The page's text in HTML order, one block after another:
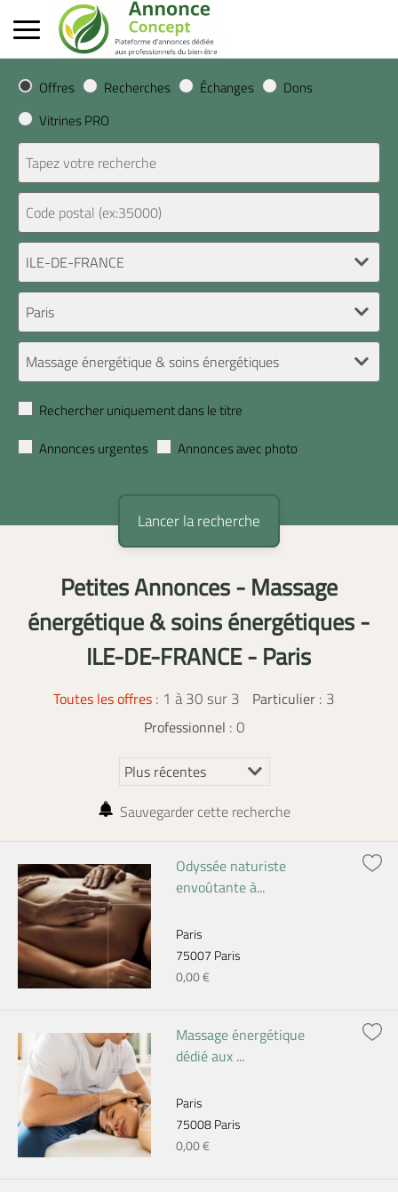
Offres Recherches Échanges
Dons
Vitrines PRO
Rechercher uniquement dans le titre
Annonces urgentes
Annonces avec photo
Petites Annonces - Massage
énergétique & soins énergétiques -
ILE-DE-FRANCE - Paris
Toutes les offres : 1 à 30 sur 3 Particulier : 3
Professionnel : 0
Sauvegarder cette recherche
Odyssée naturiste
envoûtante à...
Paris
75007 Paris
0,00 €
Massage énergétique
dédié aux ...
Paris
75008 Paris
0,00 €